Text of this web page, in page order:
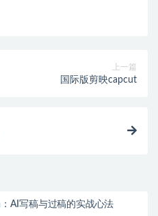
上一篇
国际版剪映capcut
AI写稿与过稿的实战心法